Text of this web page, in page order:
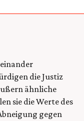
die Justiz
ähnliche
sie die Werte des
gegen